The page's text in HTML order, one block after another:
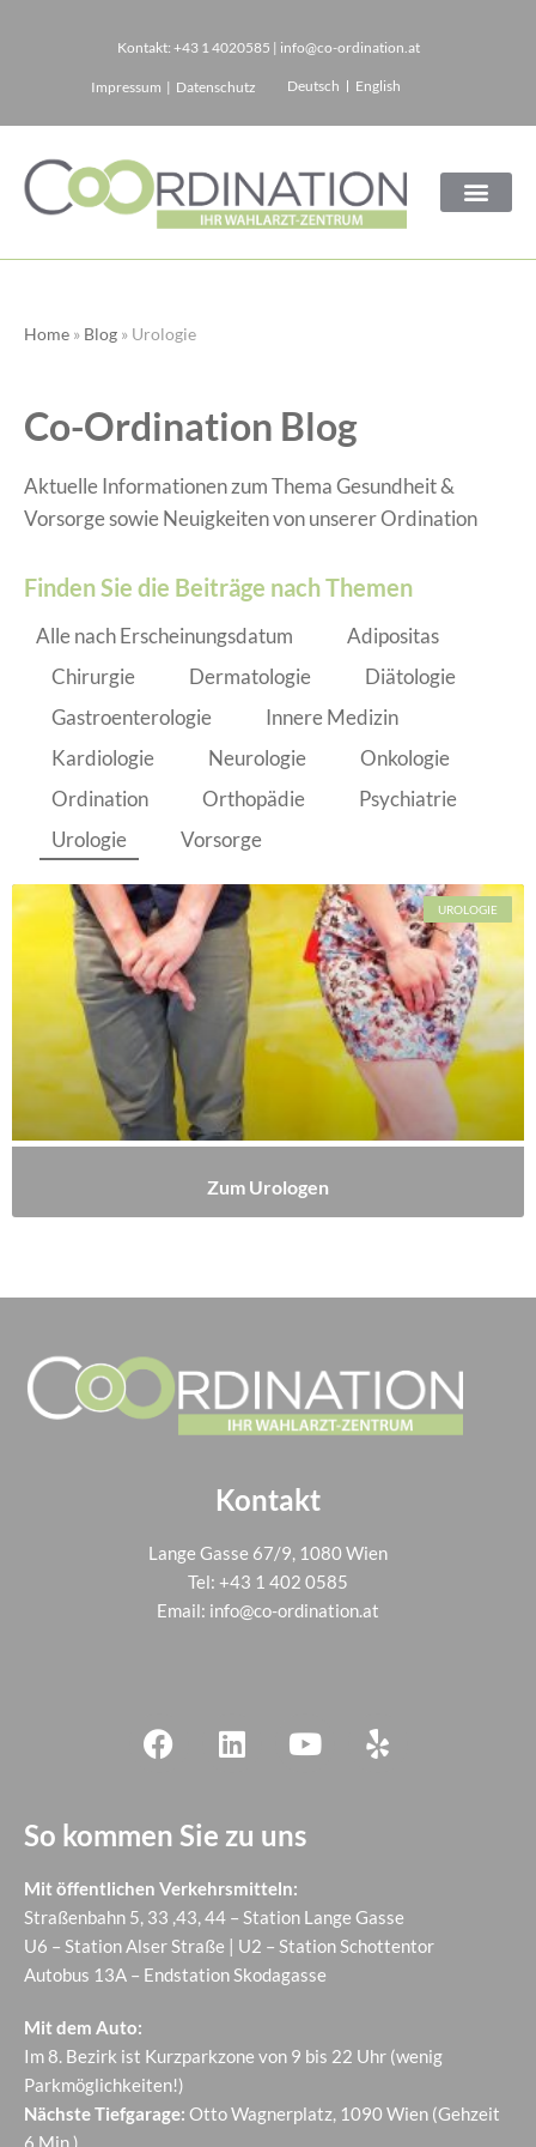
springen
Kontakt: +43 1 4020585 | info@co-ordination.at
Impressum | Datenschutz Deutsch English
Home » Blog » Urologie
Co-Ordination Blog
Aktuelle Informationen zum Thema Gesundheit &
Vorsorge sowie Neuigkeiten von unserer Ordination
Finden Sie die Beiträge nach Themen
Alle nach Erscheinungsdatum
Adipositas
Chirurgie
Dermatologie
Diätologie
Gastroenterologie
Innere Medizin
Kardiologie
Neurologie
Onkologie
Ordination
Orthopädie
Psychiatrie
Urologie
Vorsorge
UROLOGIE
Zum Urologen
Kontakt
Lange Gasse 67/9, 1080 Wien
Tel: +43 1 402 0585
Email: info@co-ordination.at
So kommen Sie zu uns
Mit öffentlichen Verkehrsmitteln:
Straßenbahn 5, 33 ,43, 44 – Station Lange Gasse
U6 – Station Alser Straße | U2 – Station Schottentor
Autobus 13A – Endstation Skodagasse
Mit dem Auto:
Im 8. Bezirk ist Kurzparkzone von 9 bis 22 Uhr (wenig
Parkmöglichkeiten!)
Nächste Tiefgarage: Otto Wagnerplatz, 1090 Wien (Gehzeit
6 Min.)